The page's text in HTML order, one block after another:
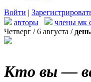
Войти |
авторы
члены мк
Четверг / 6 августа /
Кто вы —